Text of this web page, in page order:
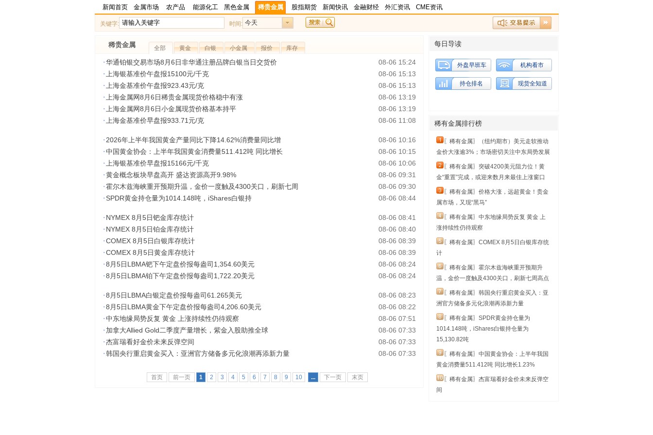
新闻首页 金属市场 农产品 能源化工 黑色金属 稀贵金属 股指期货 新闻快讯 金融财经 外汇资讯 CME资讯
关键字: 时间: 今天
每日导读
外盘早班车 机构看市
持仓排名 现货全知道
稀有金属排行榜
〖稀有金属〗（纽约期市）美元走软推动
金价大涨逾3%；市场密切关注中东局势发展
〖稀有金属〗突破4200美元阻力位！黄
金“重置”完成，或迎来数月来最佳上涨窗口
〖稀有金属〗价格大涨，远超黄金！贵金
属市场，又现“黑马”
〖稀有金属〗中东地缘局势反复 黄金 上
涨持续性仍待观察
〖稀有金属〗COMEX 8月5日白银库存统
计
〖稀有金属〗霍尔木兹海峡重开预期升
温，金价一度触及4300关口，刷新七周高点
〖稀有金属〗韩国央行重启黄金买入：亚
洲官方储备多元化浪潮再添新力量
〖稀有金属〗SPDR黄金持仓量为
1014.148吨，iShares白银持仓量为
15,130.82吨
〖稀有金属〗中国黄金协会：上半年我国
黄金消费量511.412吨 同比增长1.23%
〖稀有金属〗杰富瑞看好金价未来反弹空
间
稀贵金属 全部 黄金 白银 小金属 报价 库存
·华通铂银交易市场8月6日非华通注册品牌白银当日交货价 08-06 15:24
· 上海银基准价午盘报15100元/千克 08-06 15:13
· 上海金基准价午盘报923.43元/克 08-06 15:13
· 上海金属网8月6日稀贵金属现货价格稳中有涨 08-06 13:19
· 上海金属网8月6日小金属现货价格基本持平 08-06 13:19
· 上海金基准价早盘报933.71元/克 08-06 11:08
·2026年上半年我国黄金产量同比下降14.62%消费量同比增 08-06 10:16
·中国黄金协会：上半年我国黄金消费量511.412吨 同比增长 08-06 10:15
· 上海银基准价早盘报15166元/千克 08-06 10:06
·黄金概念板块早盘高开 盛达资源高开9.98% 08-06 09:31
·霍尔木兹海峡重开预期升温，金价一度触及4300关口，刷新七周 08-06 09:30
·SPDR黄金持仓量为1014.148吨，iShares白银持 08-06 08:44
·NYMEX 8月5日钯金库存统计 08-06 08:41
·NYMEX 8月5日铂金库存统计 08-06 08:40
·COMEX 8月5日白银库存统计 08-06 08:39
·COMEX 8月5日黄金库存统计 08-06 08:39
·8月5日LBMA钯下午定盘价报每盎司1,354.60美元 08-06 08:24
·8月5日LBMA铂下午定盘价报每盎司1,722.20美元 08-06 08:24
·8月5日LBMA白银定盘价报每盎司61.265美元 08-06 08:23
·8月5日LBMA黄金下午定盘价报每盎司4,206.60美元 08-06 08:22
·中东地缘局势反复 黄金 上涨持续性仍待观察 08-06 07:51
·加拿大Allied Gold二季度产量增长，紫金入股助推全球 08-06 07:33
·杰富瑞看好金价未来反弹空间 08-06 07:33
·韩国央行重启黄金买入：亚洲官方储备多元化浪潮再添新力量 08-06 07:33
首页 前一页 1 2 3 4 5 6 7 8 9 10 ... 下一页 末页